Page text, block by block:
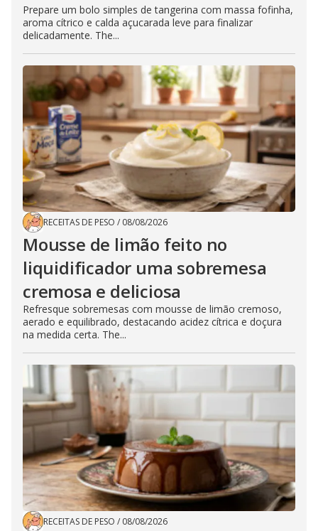
Prepare um bolo simples de tangerina com massa fofinha,
aroma cítrico e calda açucarada leve para finalizar
delicadamente. The...
RECEITAS DE PESO / 08/08/2026
Mousse de limão feito no
liquidificador uma sobremesa
cremosa e deliciosa
Refresque sobremesas com mousse de limão cremoso,
aerado e equilibrado, destacando acidez cítrica e doçura
na medida certa. The...
RECEITAS DE PESO / 08/08/2026